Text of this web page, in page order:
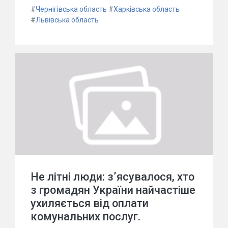
#Чернігівська область #Харківська область
#Львівська область
Не літні люди: з’ясувалося, хто
з громадян України найчастіше
ухиляється від оплати
комунальних послуг.